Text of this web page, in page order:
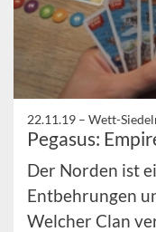
22.11.19 – Wett-
Pegasus:
Der Norden ist
Entbehrungen
Welcher Clan